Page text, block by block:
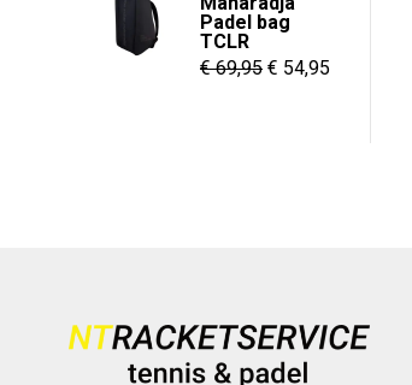
tot
€ 8,95
Padel bag
TCLR
€69,95 Oorspronkelijke
€ 54,95